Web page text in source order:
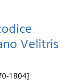
Velitris
1804]